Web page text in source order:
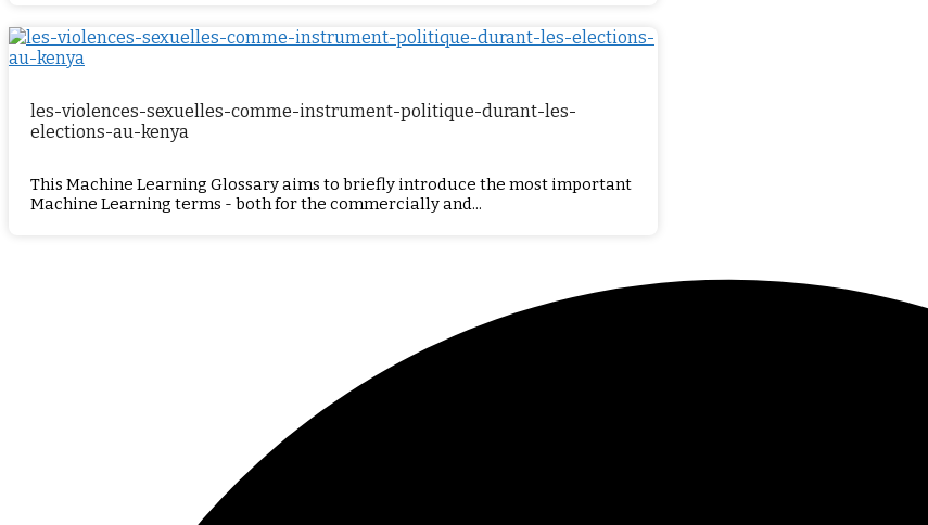
les-violences-sexuelles-comme-instrument-politique-durant-les-
elections-au-kenya
This Machine Learning Glossary aims to briefly introduce the most important
Machine Learning terms - both for the commercially and...